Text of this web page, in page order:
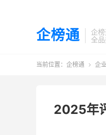
企榜通
企
全
当前位置： 企榜通  企
2025年